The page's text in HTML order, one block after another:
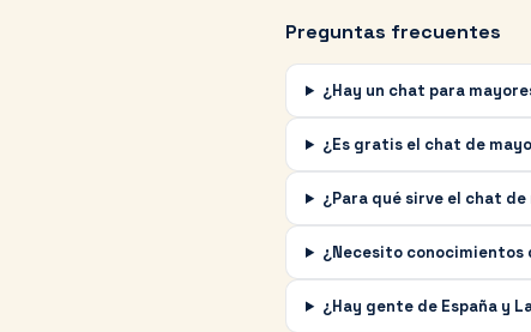
Preguntas frecuentes
¿Hay un chat para
¿Es gratis el chat de
¿Para qué sirve el chat de
¿Necesito
¿Hay gente de España y